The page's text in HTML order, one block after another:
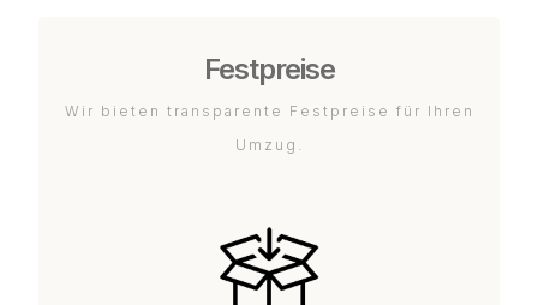
Festpreise
Wir bieten transparente Festpreise für Ihren
Umzug.